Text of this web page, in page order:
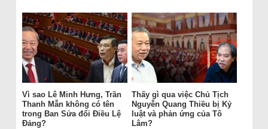
Vì sao Lê Minh Hưng, Trần
Thanh Mẫn không có tên
trong Ban Sửa đổi Điều Lệ
Đảng?
Thấy gì qua việc Chủ Tịch
Nguyễn Quang Thiều bị Kỷ
luật và phản ứng của Tô
Lâm?